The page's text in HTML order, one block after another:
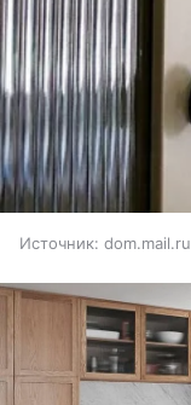
Источник: dom.mail.ru